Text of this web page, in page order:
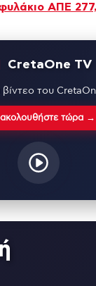
ΑΠΕ
CretaOne TV
βίντεο του
τώρα →